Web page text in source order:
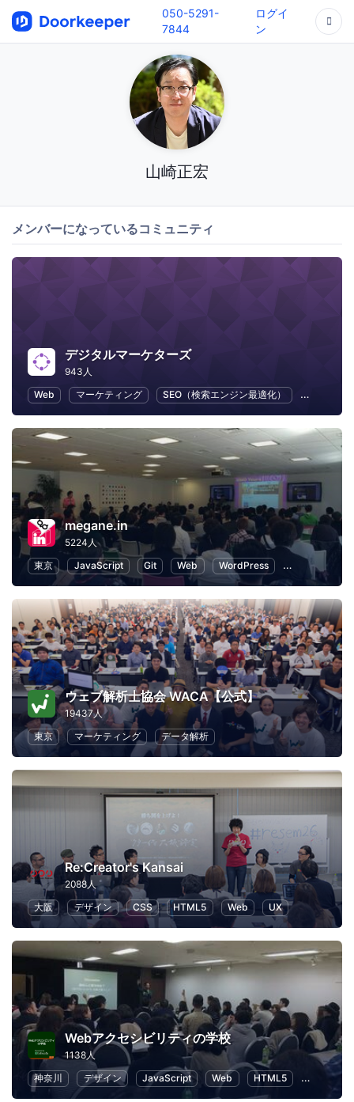
050-5291-
7844
ログイ
ン
山崎正宏
メンバーになっているコミュニティ
デジタルマーケターズ
943人
Web
マーケティング SEO（検索エンジン最適化） SNS
megane.in
5224人
東京
JavaScript Git Web WordPress プログラミン
ウェブ解析士協会 WACA【公式】
19437人
東京
マーケティング データ解析
Re:Creator's Kansai
2088人
大阪
デザイン CSS HTML5 Web UX
Webアクセシビリティの学校
1138人
神奈川
デザイン JavaScript Web HTML5 UX